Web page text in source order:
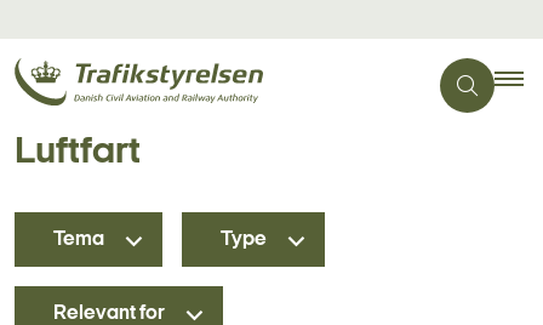
Luftfart
Tema Type
Relevant for